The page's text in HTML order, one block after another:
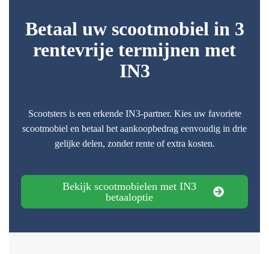
Betaal uw scootmobiel in 3
rentevrije termijnen met
IN3
Scootsters is een erkende IN3-partner. Kies uw favoriete
scootmobiel en betaal het aankoopbedrag eenvoudig in drie
gelijke delen, zonder rente of extra kosten.
Bekijk scootmobielen met IN3
betaaloptie